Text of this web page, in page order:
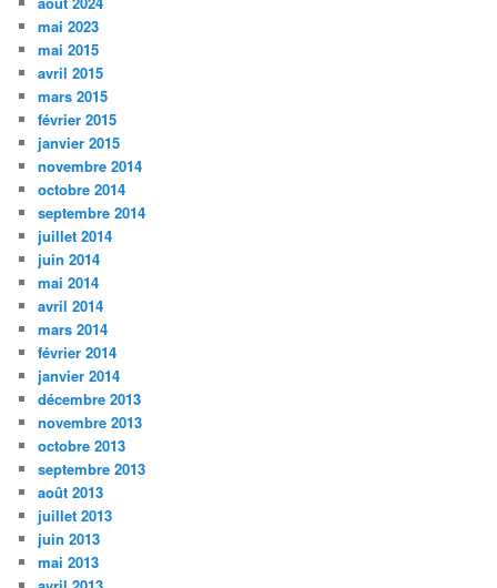
mai 2023
mai 2015
avril 2015
mars 2015
février 2015
janvier 2015
novembre 2014
octobre 2014
septembre 2014
juillet 2014
juin 2014
mai 2014
avril 2014
mars 2014
février 2014
janvier 2014
décembre 2013
novembre 2013
octobre 2013
septembre 2013
août 2013
juillet 2013
juin 2013
mai 2013